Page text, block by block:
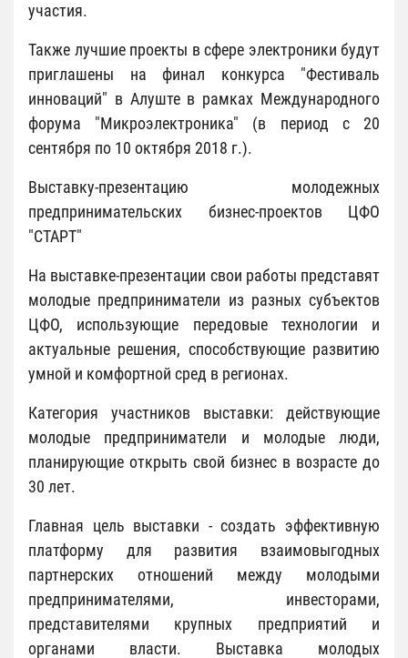
участия.
Также лучшие проекты в сфере электроники будут
приглашены на финал конкурса "Фестиваль
инноваций" в Алуште в рамках Международного
форума "Микроэлектроника" (в период с 20
сентября по 10 октября 2018 г.).
Выставку-презентацию молодежных
предпринимательских бизнес-проектов ЦФО
"СТАРТ"
На выставке-презентации свои работы представят
молодые предприниматели из разных субъектов
ЦФО, использующие передовые технологии и
актуальные решения, способствующие развитию
умной и комфортной сред в регионах.
Категория участников выставки: действующие
молодые предприниматели и молодые люди,
планирующие открыть свой бизнес в возрасте до
30 лет.
Главная цель выставки - создать эффективную
платформу для развития взаимовыгодных
партнерских отношений между молодыми
предпринимателями, инвесторами,
представителями крупных предприятий и
органами власти. Выставка молодых